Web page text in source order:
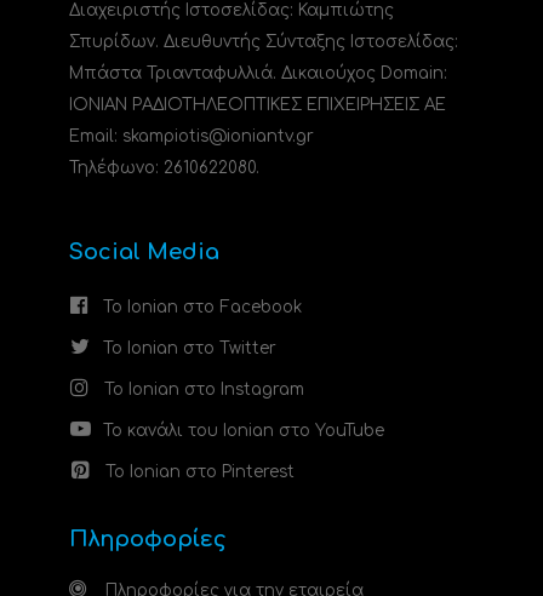
Διαχειριστής Ιστοσελίδας: Καμπιώτης
Σπυρίδων. Διευθυντής Σύνταξης Ιστοσελίδας:
Μπάστα Τριανταφυλλιά. Δικαιούχος Domain:
ΙΟΝΙΑΝ ΡΑΔΙΟΤΗΛΕΟΠΤΙΚΕΣ ΕΠΙΧΕΙΡΗΣΕΙΣ ΑΕ
Email: skampiotis@ioniantv.gr
Τηλέφωνο: 2610622080.
Social Media
Το Ionian στο Facebook
Το Ionian στο Twitter
Το Ionian στο Instagram
Το κανάλι του Ionian στο YouTube
Το Ionian στο Pinterest
Πληροφορίες
Πληροφορίες για την εταιρεία